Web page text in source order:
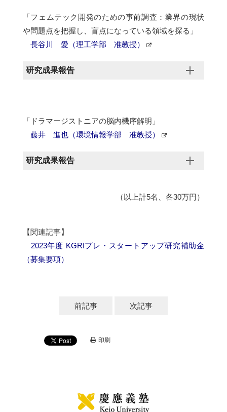
「フェムテック開発のための事前調査：業界の現状
や問題点を把握し、盲点になっている領域を探る」
長谷川 愛（理工学部 准教授）
研究成果報告
「ドラマージストニアの脳内機序解明」
藤井 進也（環境情報学部 准教授）
研究成果報告
（以上計5名、各30万円）
【関連記事】
2023年度 KGRIプレ・スタートアップ研究補助金
（募集要項）
前記事 次記事
印刷